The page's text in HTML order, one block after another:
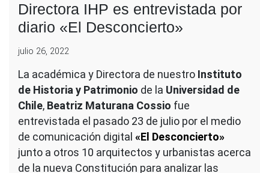
Directora IHP es entrevistada por
diario «El Desconcierto»
julio 26, 2022
La académica y Directora de nuestro Instituto
de Historia y Patrimonio de la Universidad de
Chile, Beatriz Maturana Cossio fue
entrevistada el pasado 23 de julio por el medio
de comunicación digital «El Desconcierto»
junto a otros 10 arquitectos y urbanistas acerca
de la nueva Constitución para analizar las